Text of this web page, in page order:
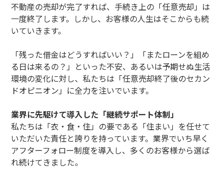
不動産の売却が完了すれば、手続き上の「任意売却」は
一度終了します。しかし、お客様の人生はそこからも続
いていきます。
「残った借金はどうすればいい？」「またローンを組め
る日は来るの？」といった不安、あるいは予期せぬ生活
環境の変化に対し、私たちは「任意売却終了後のセカン
ドオピニオン」に全力を注いでいます。
業界に先駆けて導入した「継続サポート体制」
私たちは「衣・食・住」の要である「住まい」を任せて
いただいた責任と誇りを持っています。業界でいち早く
アフターフォロー制度を導入し、多くのお客様から選ば
れ続けてきました。